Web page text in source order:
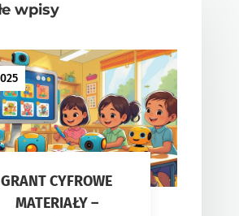
wpisy
GRANT CYFROWE
MATERIAŁY –